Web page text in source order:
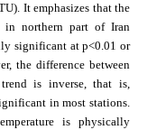
It emphasizes that the
in northern part of Iran
significant atp<0.01 or
the difference between
is inverse, that is,
in most stations.
is physically